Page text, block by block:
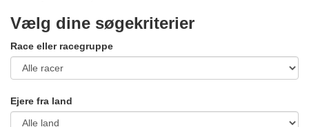
Vælg dine søgekriterier
Race eller racegruppe
Ejere fra land